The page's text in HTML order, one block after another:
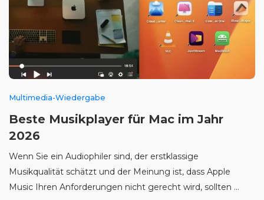
Multimedia-Wiedergabe
Beste Musikplayer für Mac im Jahr
2026
Wenn Sie ein Audiophiler sind, der erstklassige
Musikqualität schätzt und der Meinung ist, dass Apple
Music Ihren Anforderungen nicht gerecht wird, sollten ...